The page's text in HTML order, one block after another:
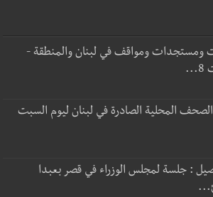
ومستجدات ومواقف في لبنان والمنطقة -
الصحف المحلية الصادرة في لبنان ليوم السبت
: جلسة لمجلس الوزراء في قصر بعبدا